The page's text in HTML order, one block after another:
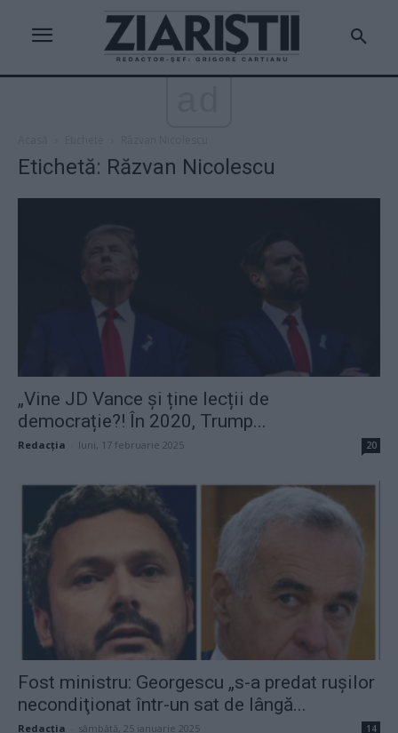
Etichetă: Răzvan Nicolescu
„Vine JD Vance și ține lecții de
democrație?! În 2020, Trump...
Redacţia luni, 17 februarie 2025 20
Fost ministru: Georgescu „s-a predat ruşilor
necondiţionat într-un sat de lângă...
Redacţia sâmbătă, 25 ianuarie 2025 14